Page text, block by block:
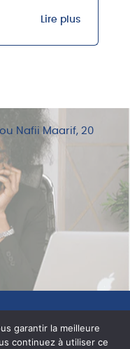
Lire plus
Nafii Maarif, 20
garantir la meilleure
continuez à utiliser ce